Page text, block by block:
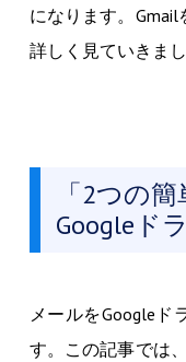
になります。
詳しく見ていきまし
「2つの
Googleド
メールをGoogleド
す。この記事では